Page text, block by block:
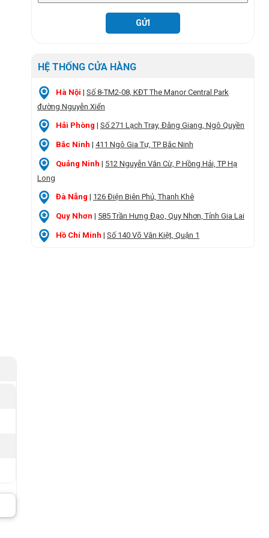
HỆ THỐNG CỬA HÀNG
Hà Nội | Số 8-TM2-08, KĐT The Manor Central Park
đường Nguyễn Xiển
Hải Phòng | Số 271 Lạch Tray, Đằng Giang, Ngô Quyền
Bắc Ninh | 411 Ngô Gia Tự, TP Bắc Ninh
Quảng Ninh | 512 Nguyễn Văn Cừ, P Hồng Hải, TP Hạ
Long
Đà Nẵng | 126 Điện Biên Phủ, Thanh Khê
Quy Nhơn | 585 Trần Hưng Đạo, Quy Nhơn, Tỉnh Gia Lai
Hồ Chí Minh | Số 140 Võ Văn Kiệt, Quận 1